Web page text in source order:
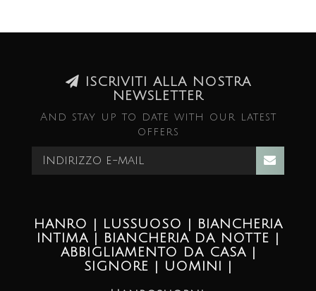
ISCRIVITI ALLA NOSTRA
NEWSLETTER
And stay up to date with our latest
offers
HANRO | LUSSUOSO | BIANCHERIA
INTIMA | BIANCHERIA DA NOTTE |
ABBIGLIAMENTO DA CASA |
SIGNORE | UOMINI |